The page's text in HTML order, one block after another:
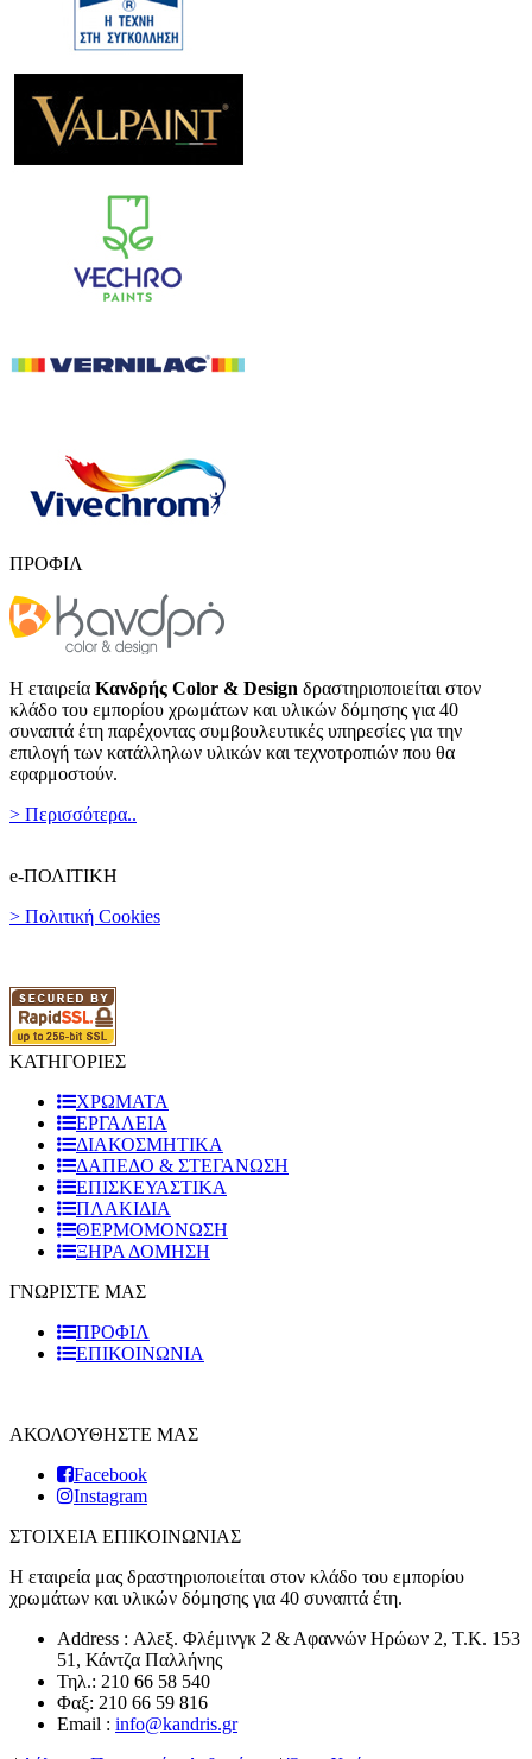
ΠΡΟΦΙΛ
Η εταιρεία Κανδρής Color & Design δραστηριοποιείται στον
κλάδο του εμπορίου χρωμάτων και υλικών δόμησης για 40
συναπτά έτη παρέχοντας συμβουλευτικές υπηρεσίες για την
επιλογή των κατάλληλων υλικών και τεχνοτροπιών που θα
εφαρμοστούν.
> Περισσότερα..
e-ΠΟΛΙΤΙΚΗ
> Πολιτική Cookies
ΚΑΤΗΓΟΡΙΕΣ
ΧΡΩΜΑΤΑ
ΕΡΓΑΛΕΙΑ
ΔΙΑΚΟΣΜΗΤΙΚΑ
ΔΑΠΕΔΟ & ΣΤΕΓΑΝΩΣΗ
ΕΠΙΣΚΕΥΑΣΤΙΚΑ
ΠΛΑΚΙΔΙA
ΘΕΡΜΟΜΟΝΩΣΗ
ΞΗΡΑ ΔΟΜΗΣΗ
ΓΝΩΡΙΣΤΕ ΜΑΣ
ΠΡΟΦΙΛ
ΕΠΙΚΟΙΝΩΝΙΑ
ΑΚΟΛΟΥΘΗΣΤΕ ΜΑΣ
Facebook
Instagram
ΣΤΟΙΧΕΙΑ ΕΠΙΚΟΙΝΩΝΙΑΣ
Η εταιρεία μας δραστηριοποιείται στον κλάδο του εμπορίου
χρωμάτων και υλικών δόμησης για 40 συναπτά έτη.
Address : Αλεξ. Φλέμινγκ 2 & Αφαννών Ηρώων 2, T.K. 153
51, Κάντζα Παλλήνης
Τηλ.: 210 66 58 540
Φαξ: 210 66 59 816
Email : info@kandris.gr